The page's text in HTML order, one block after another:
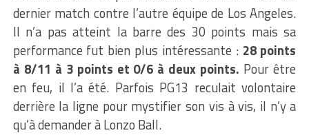
dernier match contre l’autre équipe de Los Angeles.
Il n’a pas atteint la barre des 30 points mais sa
performance fut bien plus intéressante : 28 points
à 8/11 à 3 points et 0/6 à deux points. Pour être
en feu, il l’a été. Parfois PG13 reculait volontaire
derrière la ligne pour mystifier son vis à vis, il n’y a
qu’à demander à Lonzo Ball.